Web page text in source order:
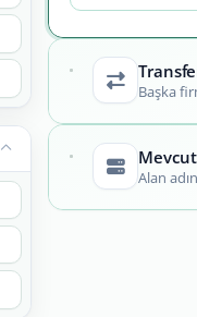
Başka
Alan